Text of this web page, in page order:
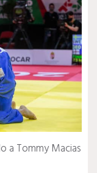
a Tommy Macias